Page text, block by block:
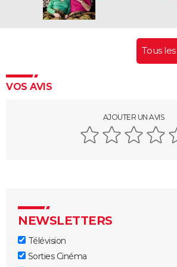
Tous
VOS AVIS
AJOUTER UN AVIS
NEWSLETTERS
Télévision
Sorties Cinéma